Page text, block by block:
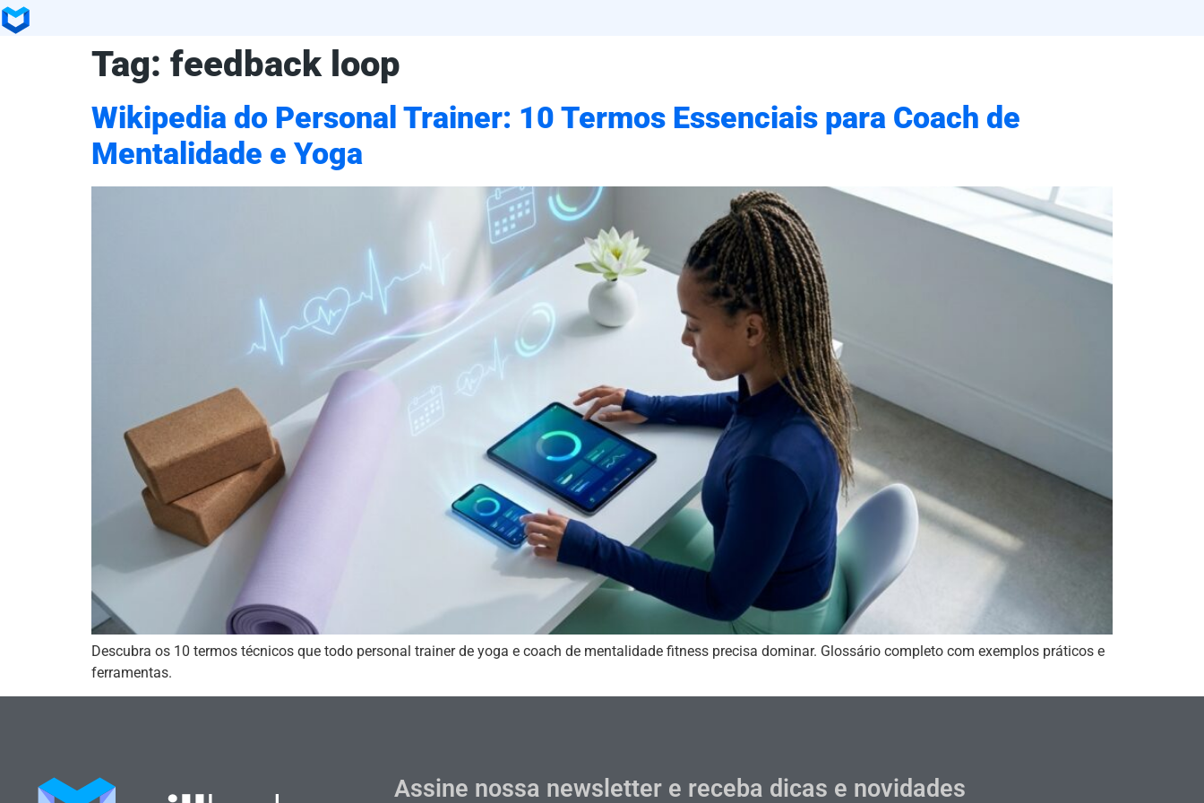
Tag: feedback loop
Wikipedia do Personal Trainer: 10 Termos Essenciais para Coach de
Mentalidade e Yoga
Descubra os 10 termos técnicos que todo personal trainer de yoga e coach de mentalidade fitness precisa dominar. Glossário completo com exemplos práticos e
ferramentas.
Assine nossa newsletter e receba dicas e novidades